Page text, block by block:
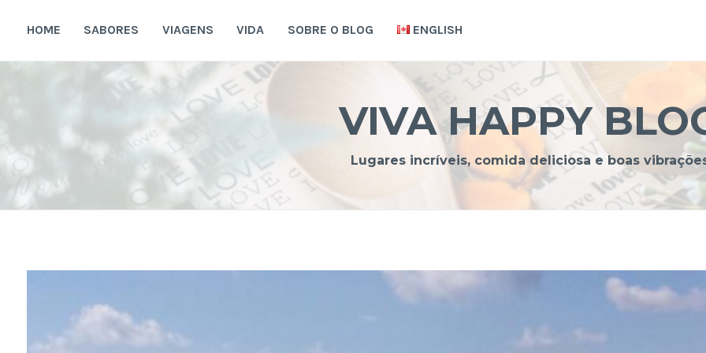
HOME SABORES VIAGENS VIDA SOBRE O BLOG ENGLISH
VIVA HAPPY
Lugares incríveis, comida deliciosa e boas